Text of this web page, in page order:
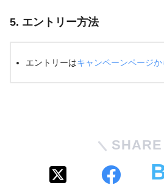
5. エントリー方法
エントリーはキャンペーンページ
SHARE